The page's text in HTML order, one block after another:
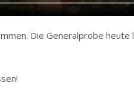
Die Generalprobe heute